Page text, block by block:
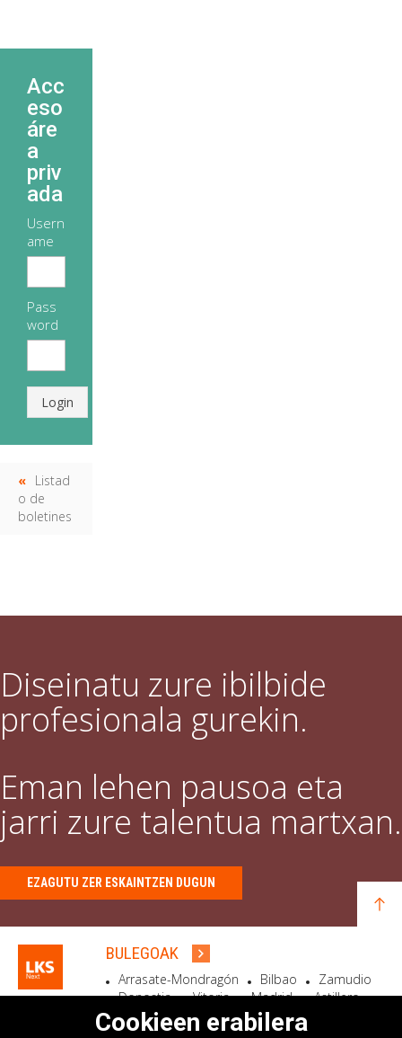
Acc
eso
áre
a
priv
ada
Usern
ame
Pass
word
Login
Listad
o de
boletines
Diseinatu zure ibilbide
profesionala gurekin.
Eman lehen pausoa eta
jarri zure talentua martxan.
EZAGUTU ZER ESKAINTZEN DUGUN
BULEGOAK
Arrasate-Mondragón Bilbao
Zamudio
Donostia
Vitoria Madrid
Astillero
Bidart
Cookieen erabilera